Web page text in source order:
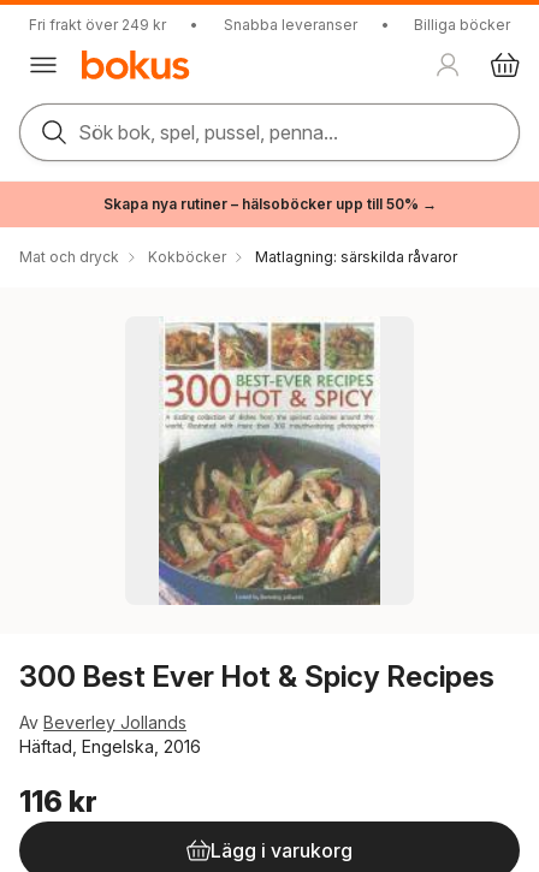
Fri frakt över 249 kr • Snabba leveranser • Billiga böcker
Sök bok, spel, pussel, penna...
Skapa nya rutiner – hälsoböcker upp till 50% →
Mat och dryck Kokböcker Matlagning: särskilda råvaror
300 Best Ever Hot & Spicy Recipes
Av Beverley Jollands
Häftad, Engelska, 2016
116 kr
Lägg i varukorg